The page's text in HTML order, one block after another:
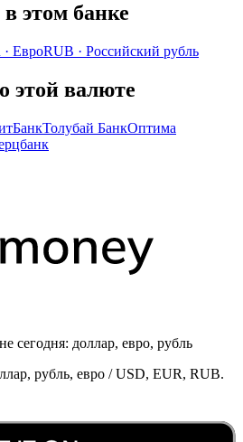
этом банке
· ЕвроRUB · Российский рубль
этой валюте
Толубай БанкОптима
сегодня: доллар, евро, рубль
рубль, евро / USD, EUR, RUB.